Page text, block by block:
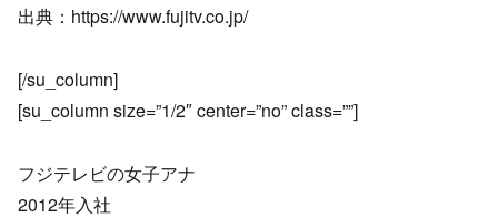
出典：https://www.fujitv.co.jp/
[/su_column]
[su_column size=”1/2″ center=”no” class=””]
フジテレビの女子アナ
2012年入社